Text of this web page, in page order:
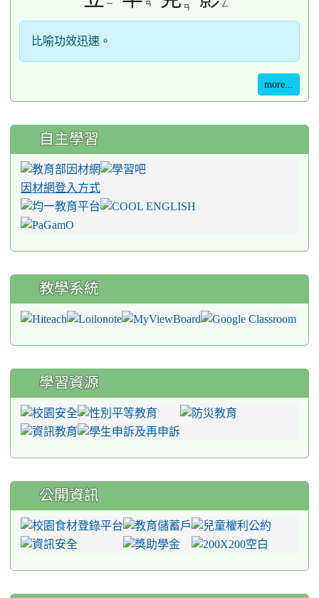
ㄧ ㄢ
ㄢ
ㄥ
比喻功效迅速。
more...
自主學習
因材網登入方式
教學系統
學習資源
公開資訊